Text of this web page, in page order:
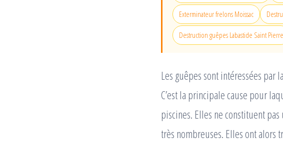
Exterminateur frelons Moissac
Destruction guêpes Labastide Saint Pierre
Les guêpes sont intéressées par
C’est la principale cause pour
piscines. Elles ne constituent
très nombreuses. Elles ont alors